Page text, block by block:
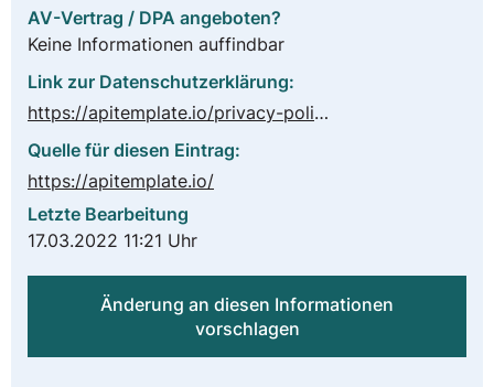
AV-Vertrag / DPA angeboten?
Keine Informationen auffindbar
Link zur Datenschutzerklärung:
https://apitemplate.io/privacy-policy/
Quelle für diesen Eintrag:
https://apitemplate.io/
Letzte Bearbeitung
17.03.2022 11:21 Uhr
Änderung an diesen Informationen
vorschlagen